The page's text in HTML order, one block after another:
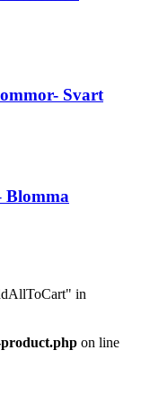
Svart
Blomma
in
on line